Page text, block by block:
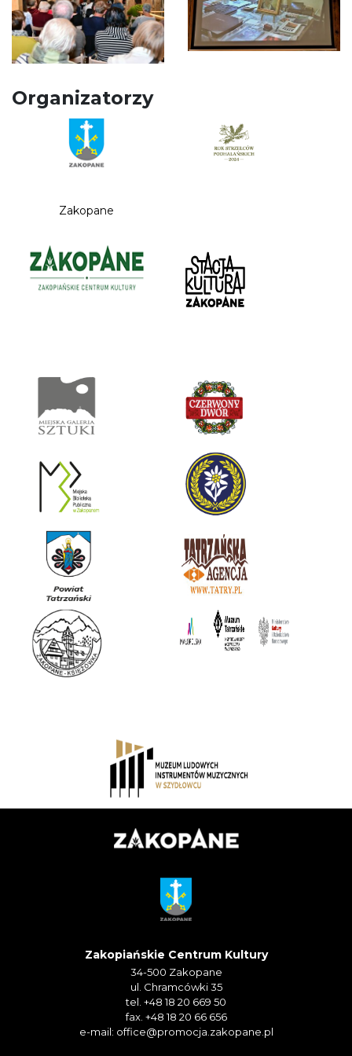
Organizatorzy
Zakopane
Zakopiańskie Centrum Kultury
34-500 Zakopane
ul. Chramcówki 35
tel. +48 18 20 669 50
fax. +48 18 20 66 656
e-mail: office@promocja.zakopane.pl